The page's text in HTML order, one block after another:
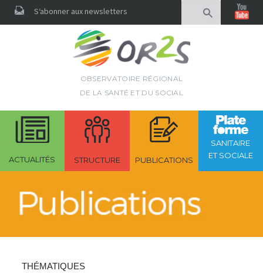
S‘abonner aux newsletters
OBSERVATOIRE RÉGIONAL
DE LA SANTÉ ET DU SOCIAL
ACTUALITÉS STRUCTURE PUBLICATIONS
SANITAIRE
ET SOCIALE
THÉMATIQUES